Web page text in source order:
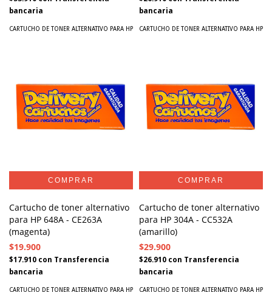
bancaria
CARTUCHO DE TONER ALTERNATIVO PARA HP
bancaria
CARTUCHO DE TONER ALTERNATIVO PARA HP
Cartucho de toner alternativo
para HP 648A - CE263A
(magenta)
$19.900
$17.910 con Transferencia
bancaria
CARTUCHO DE TONER ALTERNATIVO PARA HP
Cartucho de toner alternativo
para HP 304A - CC532A
(amarillo)
$29.900
$26.910 con Transferencia
bancaria
CARTUCHO DE TONER ALTERNATIVO PARA HP